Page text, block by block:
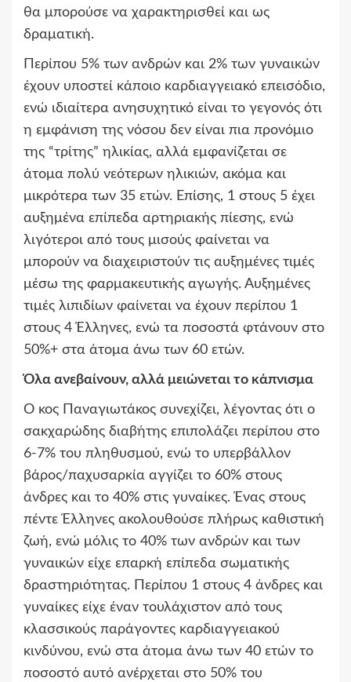
θα μπορούσε να χαρακτηρισθεί και ως
δραματική.
Περίπου 5% των ανδρών και 2% των γυναικών
έχουν υποστεί κάποιο καρδιαγγειακό επεισόδιο,
ενώ ιδιαίτερα ανησυχητικό είναι το γεγονός ότι
η εμφάνιση της νόσου δεν είναι πια προνόμιο
της “τρίτης” ηλικίας, αλλά εμφανίζεται σε
άτομα πολύ νεότερων ηλικιών, ακόμα και
μικρότερα των 35 ετών. Επίσης, 1 στους 5 έχει
αυξημένα επίπεδα αρτηριακής πίεσης, ενώ
λιγότεροι από τους μισούς φαίνεται να
μπορούν να διαχειριστούν τις αυξημένες τιμές
μέσω της φαρμακευτικής αγωγής. Αυξημένες
τιμές λιπιδίων φαίνεται να έχουν περίπου 1
στους 4 Έλληνες, ενώ τα ποσοστά φτάνουν στο
50%+ στα άτομα άνω των 60 ετών.
Όλα ανεβαίνουν, αλλά μειώνεται το κάπνισμα
Ο κος Παναγιωτάκος συνεχίζει, λέγοντας ότι ο
σακχαρώδης διαβήτης επιπολάζει περίπου στο
6-7% του πληθυσμού, ενώ το υπερβάλλον
βάρος/παχυσαρκία αγγίζει το 60% στους
άνδρες και το 40% στις γυναίκες. Ένας στους
πέντε Έλληνες ακολουθούσε πλήρως καθιστική
ζωή, ενώ μόλις το 40% των ανδρών και των
γυναικών είχε επαρκή επίπεδα σωματικής
δραστηριότητας. Περίπου 1 στους 4 άνδρες και
γυναίκες είχε έναν τουλάχιστον από τους
κλασσικούς παράγοντες καρδιαγγειακού
κινδύνου, ενώ στα άτομα άνω των 40 ετών το
ποσοστό αυτό ανέρχεται στο 50% του